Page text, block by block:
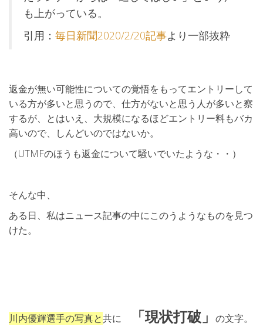
も上がっている。
引用： 毎日新聞2020/2/20記事より一部抜粋
返金が無い可能性についての覚悟をもってエントリーして
いる方が多いと思うので、仕方がないと思う人が多いと察
するが、とはいえ、大規模になるほどエントリー料もバカ
高いので、しんどいのではないか。
（UTMFのほうも返金について騒いでいたような・・）
そんな中、
ある日、私はニュース記事の中にこのうようなものを見つ
けた。
川内優輝選手の写真と共に 「現状打破」 の文字。